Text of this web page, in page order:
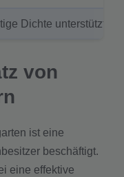
Dichte unterstützt
von
ist eine
beschäftigt.
eine effektive